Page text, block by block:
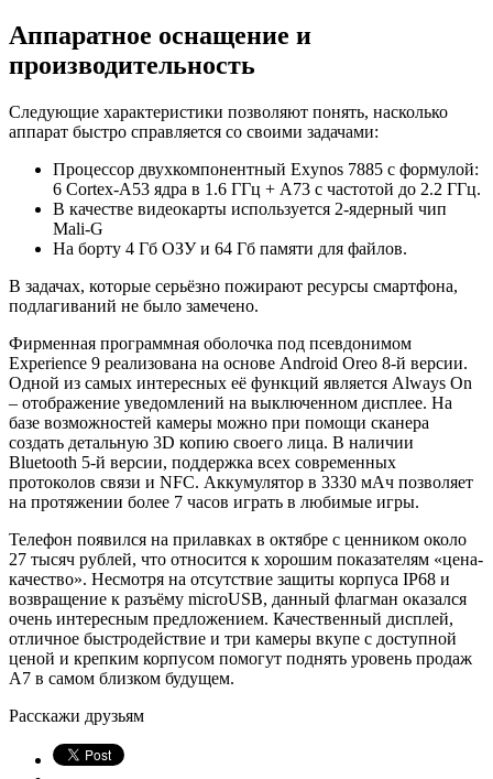
Аппаратное оснащение и
производительность
Следующие характеристики позволяют понять, насколько
аппарат быстро справляется со своими задачами:
Процессор двухкомпонентный Exynos 7885 с формулой:
6 Cortex-A53 ядра в 1.6 ГГц + A73 с частотой до 2.2 ГГц.
В качестве видеокарты используется 2-ядерный чип
Mali-G
На борту 4 Гб ОЗУ и 64 Гб памяти для файлов.
В задачах, которые серьёзно пожирают ресурсы смартфона,
подлагиваний не было замечено.
Фирменная программная оболочка под псевдонимом
Experience 9 реализована на основе Android Oreo 8-й версии.
Одной из самых интересных её функций является Always On
– отображение уведомлений на выключенном дисплее. На
базе возможностей камеры можно при помощи сканера
создать детальную 3D копию своего лица. В наличии
Bluetooth 5-й версии, поддержка всех современных
протоколов связи и NFC. Аккумулятор в 3330 мАч позволяет
на протяжении более 7 часов играть в любимые игры.
Телефон появился на прилавках в октябре с ценником около
27 тысяч рублей, что относится к хорошим показателям «цена-
качество». Несмотря на отсутствие защиты корпуса IP68 и
возвращение к разъёму microUSB, данный флагман оказался
очень интересным предложением. Качественный дисплей,
отличное быстродействие и три камеры вкупе с доступной
ценой и крепким корпусом помогут поднять уровень продаж
A7 в самом близком будущем.
Расскажи друзьям